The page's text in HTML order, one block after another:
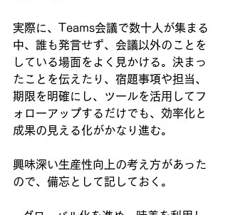
実際に、Teams会議で数十人が集まる
中、誰も発言せず、会議以外のことを
している場面をよく見かける。決まっ
たことを伝えたり、宿題事項や担当、
期限を明確にし、ツールを活用してフ
ォローアップするだけでも、効率化と
成果の見える化がかなり進む。
興味深い生産性向上の考え方があった
ので、備忘として記しておく。